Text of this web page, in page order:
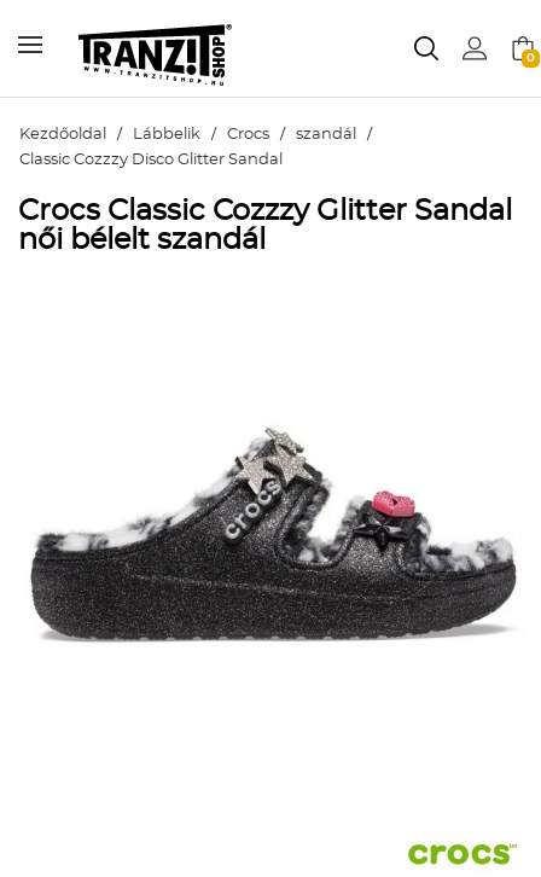
0
Kezdőoldal / Lábbelik / Crocs / szandál /
Classic Cozzzy Disco Glitter Sandal
Crocs Classic Cozzzy Glitter Sandal
női bélelt szandál